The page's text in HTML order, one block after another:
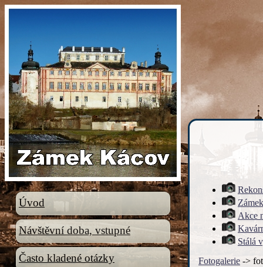
Úvod
Návštěvní doba, vstupné
Často kladené otázky
Akce
Stálá
Fotogalerie ->